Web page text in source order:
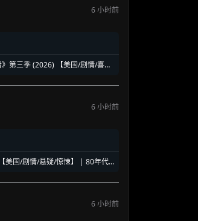
6 小时前
第三季 (2026) 【美国/剧情/喜剧/
6 小时前
美国/剧情/悬疑/惊悚】 | 80年代
6 小时前